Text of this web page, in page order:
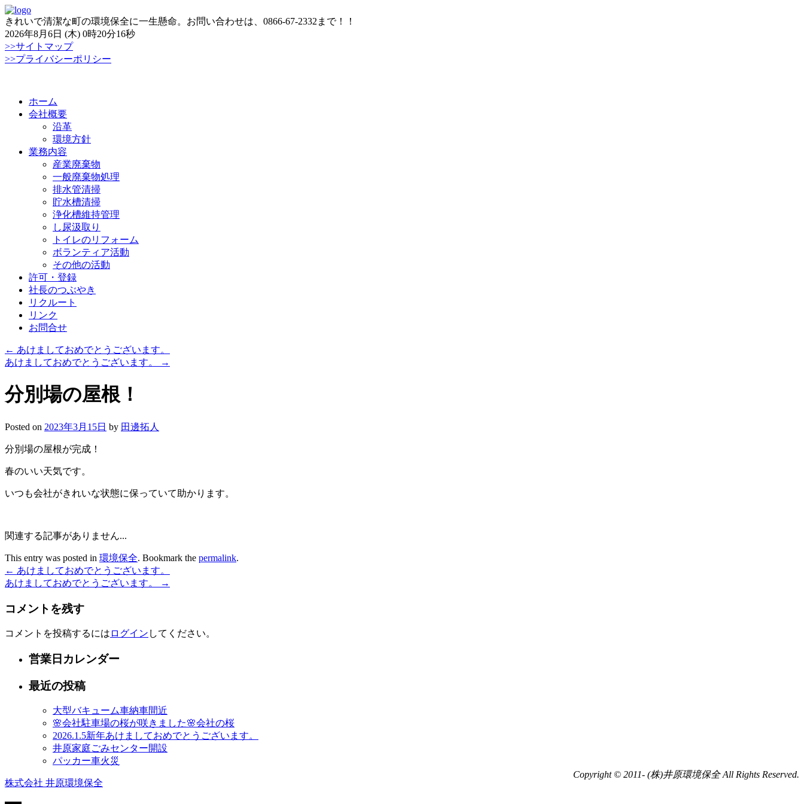
きれいで清潔な町の環境保全に一生懸命。お問い合わせは、0866-67-2332まで！！
2026年8月6日 (木) 0時20分16秒
>>サイトマップ
>>プライバシーポリシー
Skip
content
ホーム
会社概要
沿革
環境方針
業務内容
産業廃棄物
一般廃棄物処理
排水管清掃
貯水槽清掃
浄化槽維持管理
し尿汲取り
トイレのリフォーム
ボランティア活動
その他の活動
許可・登録
社長のつぶやき
リクルート
リンク
お問合せ
← あけましておめでとうございます。
あけましておめでとうございます。
→
分別場の屋根！
Posted on 2023年3月15日 by 田邊拓人
分別場の屋根が完成！
春のいい天気です。
いつも会社がきれいな状態に保っていて助かります。
関連する記事がありません...
This entry was posted in 環境保全. Bookmark the permalink.
← あけましておめでとうございます。
あけましておめでとうございます。
→
コメントを残す
コメントを投稿するには ログイン してください。
営業日カレンダー
最近の投稿
大型バキューム車納車間近
🌸会社駐車場の桜が咲きました🌸会社の桜
2026.1.5新年あけましておめでとうございます。
井原家庭ごみセンター開設
パッカー車火災
株式会社 井原環境保全
Copyright © 2011- (株)井原環境保全 All Rights Reserved.